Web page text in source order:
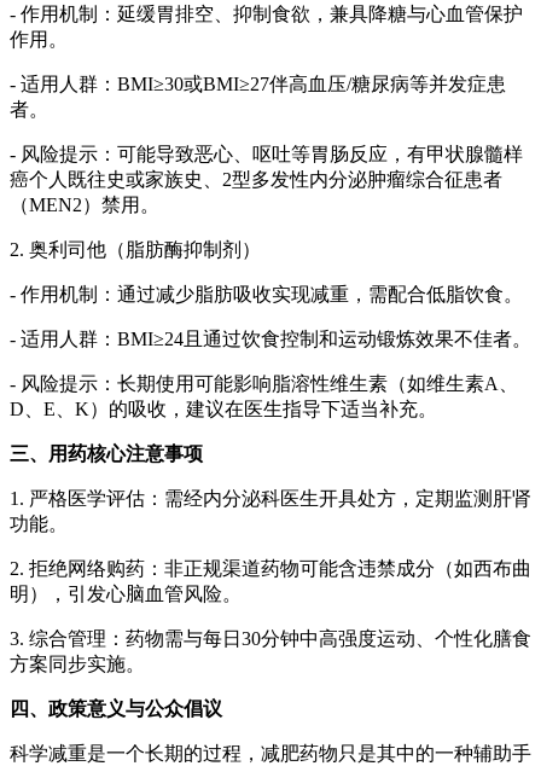
- 作用机制：延缓胃排空、抑制食欲，兼具降糖与心血管保护
作用。
- 适用人群：BMI≥30或BMI≥27伴高血压/糖尿病等并发症患
者。
- 风险提示：可能导致恶心、呕吐等胃肠反应，有甲状腺髓样
癌个人既往史或家族史、2型多发性内分泌肿瘤综合征患者
（MEN2）禁用。
2. 奥利司他（脂肪酶抑制剂）
- 作用机制：通过减少脂肪吸收实现减重，需配合低脂饮食。
- 适用人群：BMI≥24且通过饮食控制和运动锻炼效果不佳者。
- 风险提示：长期使用可能影响脂溶性维生素（如维生素A、
D、E、K）的吸收，建议在医生指导下适当补充。
三、用药核心注意事项
1. 严格医学评估：需经内分泌科医生开具处方，定期监测肝肾
功能。
2. 拒绝网络购药：非正规渠道药物可能含违禁成分（如西布曲
明），引发心脑血管风险。
3. 综合管理：药物需与每日30分钟中高强度运动、个性化膳食
方案同步实施。
四、政策意义与公众倡议
科学减重是一个长期的过程，减肥药物只是其中的一种辅助手